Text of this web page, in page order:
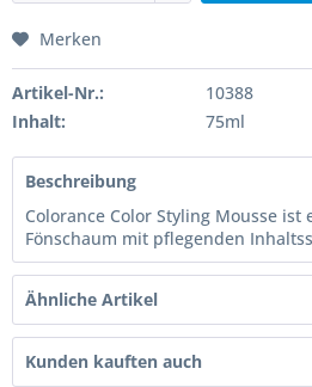
Merken
Artikel-Nr.:
10388
Inhalt:
75ml
Beschreibung
Colorance Color Styling Mousse
Fönschaum mit pflegenden
Ähnliche Artikel
Kunden kauften auch